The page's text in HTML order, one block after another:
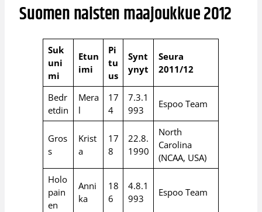
Suomen naisten maajoukkue 2012
Suk
uni
mi
Etun
imi
Pi
tu
us
Synt
ynyt
Seura
2011/12
Bedr
etdin
Mera
l
17
4
7.3.1
993
Espoo Team
Gros
s
Krist
a
17
8
22.8.
1990
North
Carolina
(NCAA, USA)
Holo
pain
en
Anni
ka
18
6
4.8.1
993
Espoo Team